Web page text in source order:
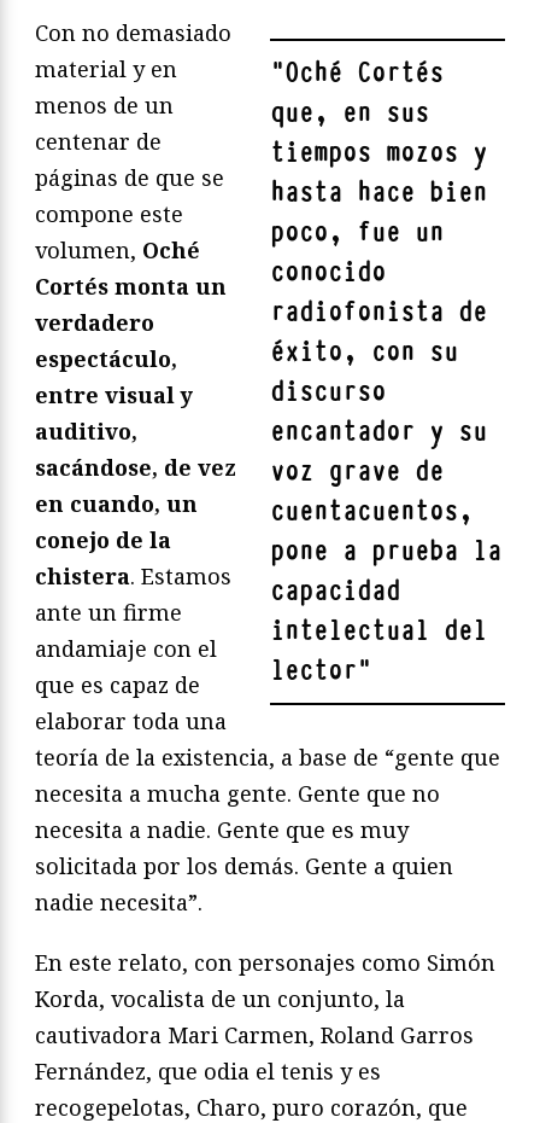
"Oché Cortés
que, en sus
tiempos mozos y
hasta hace bien
poco, fue un
conocido
radiofonista de
éxito, con su
discurso
encantador y su
voz grave de
cuentacuentos,
pone a prueba la
capacidad
intelectual del
lector"
Con no demasiado
material y en
menos de un
centenar de
páginas de que se
compone este
volumen, Oché
Cortés monta un
verdadero
espectáculo,
entre visual y
auditivo,
sacándose, de vez
en cuando, un
conejo de la
chistera. Estamos
ante un firme
andamiaje con el
que es capaz de
elaborar toda una
teoría de la existencia, a base de “gente que
necesita a mucha gente. Gente que no
necesita a nadie. Gente que es muy
solicitada por los demás. Gente a quien
nadie necesita”.
En este relato, con personajes como Simón
Korda, vocalista de un conjunto, la
cautivadora Mari Carmen, Roland Garros
Fernández, que odia el tenis y es
recogepelotas, Charo, puro corazón, que